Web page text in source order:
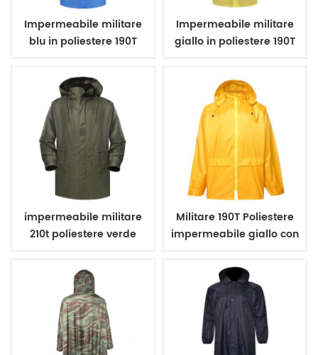
Impermeabile militare
blu in poliestere 190T
Impermeabile militare
giallo in poliestere 190T
impermeabile militare
210t poliestere verde
rivestimento in pvc
Militare 190T Poliestere
impermeabile giallo con